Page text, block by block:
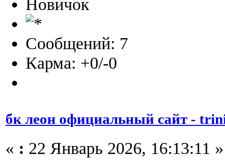
Новичок
Сообщений: 7
Карма: +0/-0
бк леон официальный сайт -
« : 22 Январь 2026, 16:13:11 »